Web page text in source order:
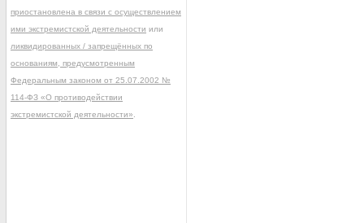
приостановлена в связи с осуществлением
ими экстремистской деятельности или
ликвидированных / запрещённых по
основаниям, предусмотренным
Федеральным законом от 25.07.2002 №
114-ФЗ «О противодействии
экстремистской деятельности»